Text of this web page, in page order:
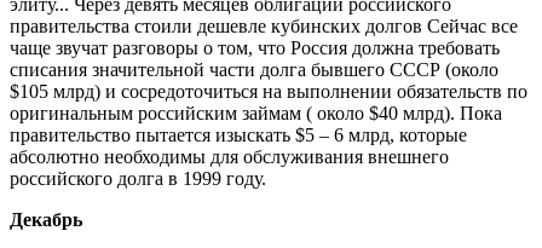
правительства стоили дешевле кубинских долгов Сейчас все
чаще звучат разговоры о том, что Россия должна требовать
списания значительной части долга бывшего СССР (около
$105 млрд) и сосредоточиться на выполнении обязательств по
оригинальным российским займам ( около $40 млрд). Пока
правительство пытается изыскать $5 – 6 млрд, которые
абсолютно необходимы для обслуживания внешнего
российского долга в 1999 году.
Декабрь